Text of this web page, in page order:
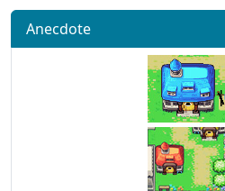
Anecdote